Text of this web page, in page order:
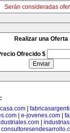
Serán consideradas
Realizar una Oferta
Ofrecido $
|
| e-jovenes.com|